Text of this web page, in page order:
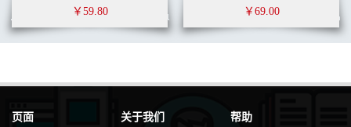
13. 重点文字颜色变化 / 95
18. 错落图层排版 / 100
20. 透视特效 / 101
￥59.80 ￥69.00
页面 关于我们 帮助